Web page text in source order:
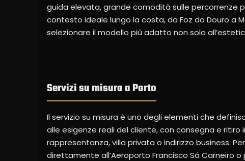
guida elevata, grande comodità sulle percorrenze
contesto ideale lungo la costa, da Foz do Douro a
selezionare il modello più adatto non solo
Servizi su misura a Porto
Il servizio su misura è uno degli elementi che
alle esigenze reali del cliente, con consegna e
rappresentanza, villa privata o indirizzo business.
direttamente all’Aeroporto Francisco Sá Carneiro